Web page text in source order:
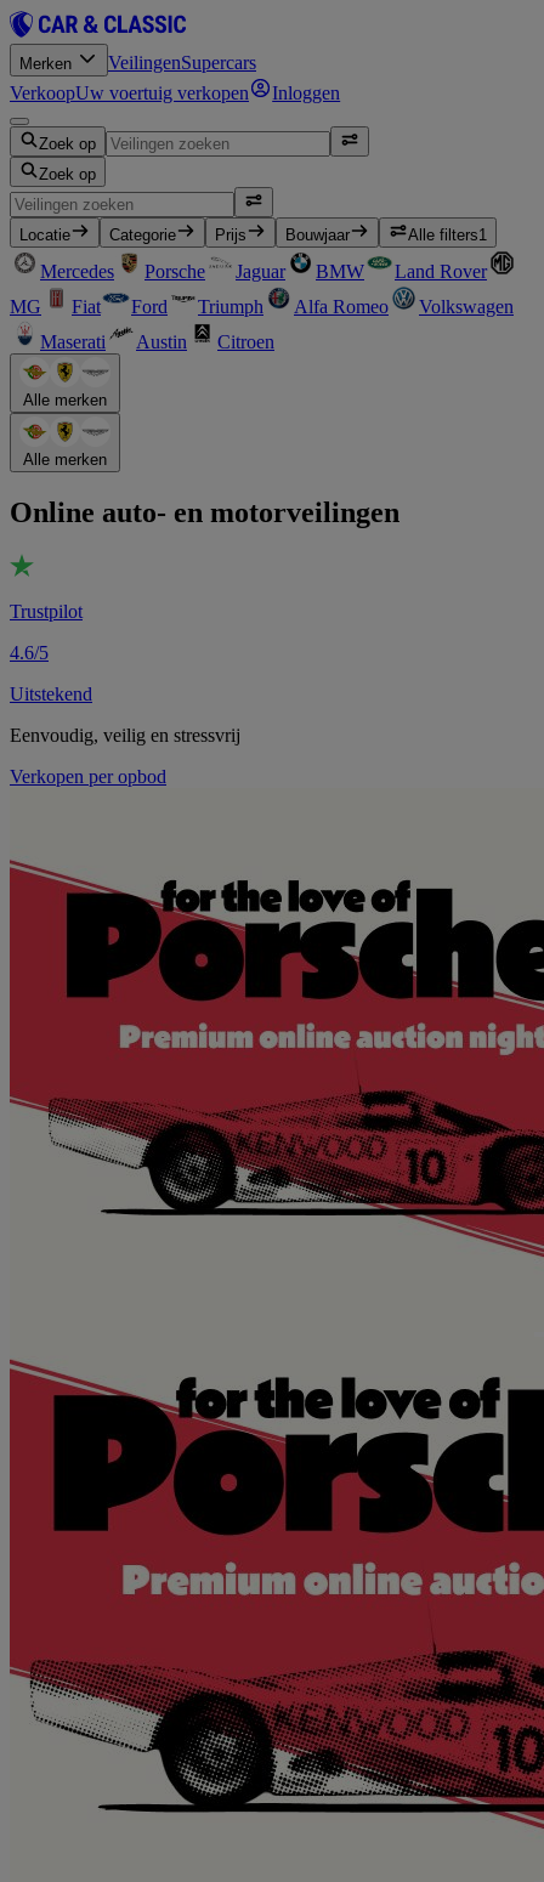
Merken VeilingenSupercars
VerkoopUw voertuig verkopen Inloggen
Zoek op
Zoek op
Locatie Categorie Prijs Bouwjaar Alle filters1
Mercedes Porsche Jaguar BMW
Land Rover
MG
Fiat Ford Triumph Alfa Romeo
Volkswagen
Maserati
Austin Citroen
Alle merken
Alle merken
Online auto- en motorveilingen
Trustpilot
4.6/5
Uitstekend
Eenvoudig, veilig en stressvrij
Verkopen per opbod